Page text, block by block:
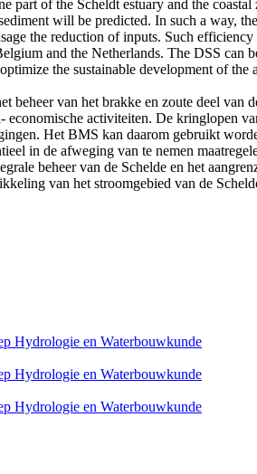
of the Scheldt estuary and the
will be predicted. In such a way,
the reduction of inputs. Such
and the Netherlands. The DSS can
the sustainable development of the
van het brakke en zoute deel van
activiteiten. De kringlopen
Het BMS kan daarom gebruikt
in de afweging van te nemen
beheer van de Schelde en het
van het stroomgebied van de
Hydrologie en Waterbouwkunde
Hydrologie en Waterbouwkunde
Hydrologie en Waterbouwkunde